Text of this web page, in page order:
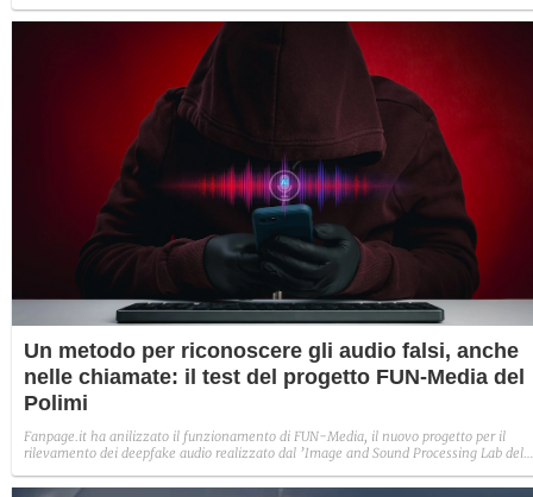
Un metodo per riconoscere gli audio falsi, anche
nelle chiamate: il test del progetto FUN-Media del
Polimi
Fanpage.it ha anilizzato il funzionamento di FUN-Media, il nuovo progetto per il
rilevamento dei deepfake audio realizzato dal ’Image and Sound Processing Lab del
veniva riconosciuto come tale.